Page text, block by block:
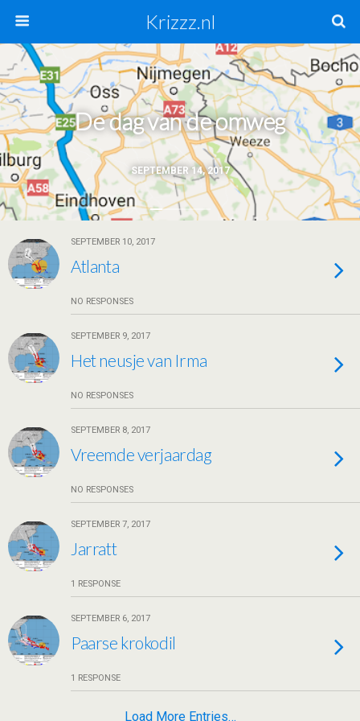
Krizzz.nl
SEPTEMBER 14, 2017
De dag van de omweg
SEPTEMBER 10, 2017
Atlanta
NO RESPONSES
SEPTEMBER 9, 2017
Het neusje van Irma
NO RESPONSES
SEPTEMBER 8, 2017
Vreemde verjaardag
NO RESPONSES
SEPTEMBER 7, 2017
Jarratt
1 RESPONSE
SEPTEMBER 6, 2017
Paarse krokodil
1 RESPONSE
Load More Entries…